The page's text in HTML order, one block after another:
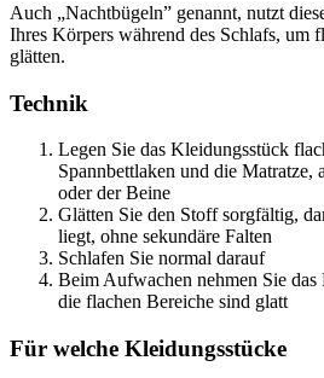
Auch „Nachtbügeln” genannt, nutzt
Ihres Körpers während des Schlafs, um
glätten.
Technik
Legen Sie das Kleidungsstück
Spannbettlaken und die Matratze,
oder der Beine
Glätten Sie den Stoff sorgfältig,
liegt, ohne sekundäre Falten
Schlafen Sie normal darauf
Beim Aufwachen nehmen Sie
die flachen Bereiche sind glatt
Für welche Kleidungsstücke